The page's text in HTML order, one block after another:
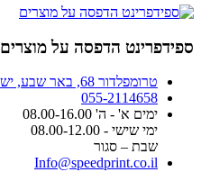
ספידפרינט הדפסה על מוצרים
טרומפלדור 68, באר שבע, ישראל
055-2114658
ימים א' - ה' 08.00-16.00
ימי שישי - 08.00-12.00
שבת – סגור
Info@speedprint.co.il